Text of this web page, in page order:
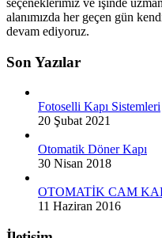
seçeneklerimiz ve işinde
alanımızda her geçen gün
devam ediyoruz.
Son Yazılar
Fotoselli Kapı Sistemleri
20 Şubat 2021
Otomatik Döner Kapı
30 Nisan 2018
OTOMATİK CAM
11 Haziran 2016